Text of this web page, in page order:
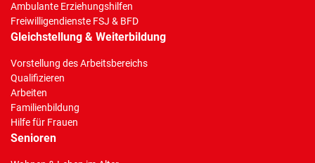
Ambulante Erziehungshilfen
Freiwilligendienste FSJ & BFD
Gleichstellung & Weiterbildung
Vorstellung des Arbeitsbereichs
Qualifizieren
Arbeiten
Familienbildung
Hilfe für Frauen
Senioren